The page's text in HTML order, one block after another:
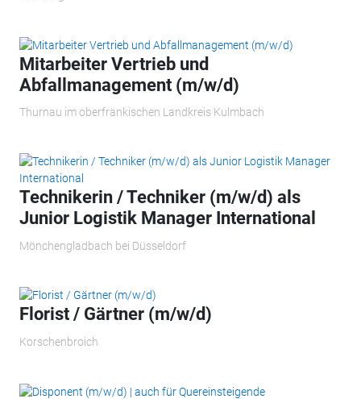
Mitarbeiter Vertrieb und
Abfallmanagement (m/w/d)
Thurnau im oberfränkischen Landkreis Kulmbach
Technikerin / Techniker (m/w/d) als
Junior Logistik Manager International
Mönchengladbach bei Düsseldorf
Florist / Gärtner (m/w/d)
Korschenbroich